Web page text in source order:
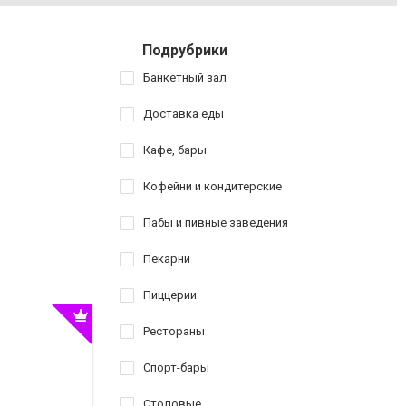
Подрубрики
Банкетный зал
Доставка еды
Кафе, бары
Кофейни и кондитерские
Пабы и пивные заведения
Пекарни
Пиццерии
Рестораны
Спорт-бары